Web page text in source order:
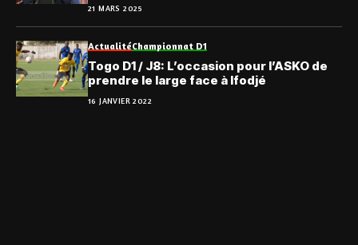
21 MARS 2025
ActualitéChampionnat D1
Togo D1 / J8: L’occasion pour l’ASKO de
prendre le large face à Ifodjé
16 JANVIER 2022